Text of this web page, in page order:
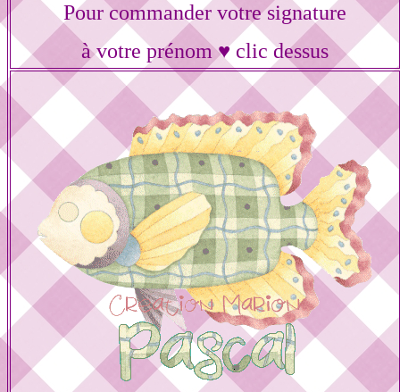
Pour commander votre signature
à votre prénom ♥ clic dessus